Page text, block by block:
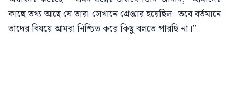
কাছে তথ্য আছে যে তারা সেখানে গ্রেপ্তার হয়েছিল। তবে বর্তমানে
তাদের বিষয়ে আমরা নিশ্চিত করে কিছু বলতে পারছি না।”